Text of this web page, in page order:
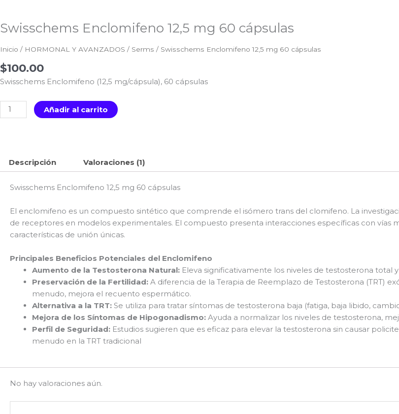
Swisschems Enclomifeno 12,5 mg 60 cápsulas
Inicio / HORMONAL Y AVANZADOS / Serms / Swisschems Enclomifeno 12,5 mg 60 cápsulas
$100.00
Swisschems Enclomifeno (12,5 mg/cápsula), 60 cápsulas
Swisschems
Enclomifeno
cápsulas
Añadir al carrito
Descripción Valoraciones (1)
Swisschems Enclomifeno 12,5 mg 60 cápsulas
El enclomifeno es un compuesto sintético que comprende el isómero trans del clomifeno. La
de receptores en modelos experimentales. El compuesto presenta interacciones específicas con vías
características de unión únicas.
Principales Beneficios Potenciales del Enclomifeno
Aumento de la Testosterona Natural: Eleva significativamente los niveles de testosterona
Preservación de la Fertilidad: A diferencia de la Terapia de Reemplazo de Testosterona (TRT)
menudo, mejora el recuento espermático.
Alternativa a la TRT: Se utiliza para tratar síntomas de testosterona baja (fatiga, baja libido,
Mejora de los Síntomas de Hipogonadismo: Ayuda a normalizar los niveles de testosterona,
Perfil de Seguridad: Estudios sugieren que es eficaz para elevar la testosterona sin causar
menudo en la TRT tradicional
No hay valoraciones aún.